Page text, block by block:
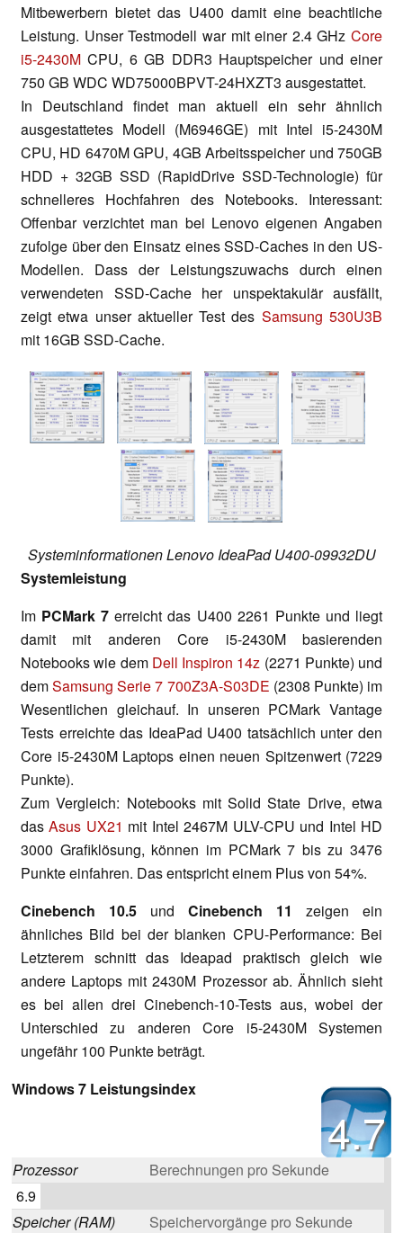
Mitbewerbern bietet das U400 damit eine beachtliche
Leistung. Unser Testmodell war mit einer 2.4 GHz Core
i5-2430M CPU, 6 GB DDR3 Hauptspeicher und einer
750 GB WDC WD75000BPVT-24HXZT3 ausgestattet.
In Deutschland findet man aktuell ein sehr ähnlich
ausgestattetes Modell (M6946GE) mit Intel i5-2430M
CPU, HD 6470M GPU, 4GB Arbeitsspeicher und 750GB
HDD + 32GB SSD (RapidDrive SSD-Technologie) für
schnelleres Hochfahren des Notebooks. Interessant:
Offenbar verzichtet man bei Lenovo eigenen Angaben
zufolge über den Einsatz eines SSD-Caches in den US-
Modellen. Dass der Leistungszuwachs durch einen
verwendeten SSD-Cache her unspektakulär ausfällt,
zeigt etwa unser aktueller Test des Samsung 530U3B
mit 16GB SSD-Cache.
Systeminformationen Lenovo IdeaPad U400-09932DU
Systemleistung
Im PCMark 7 erreicht das U400 2261 Punkte und liegt
damit mit anderen Core i5-2430M basierenden
Notebooks wie dem Dell Inspiron 14z (2271 Punkte) und
demSamsung Serie 7 700Z3A-S03DE (2308 Punkte) im
Wesentlichen gleichauf. In unseren PCMark Vantage
Tests erreichte das IdeaPad U400 tatsächlich unter den
Core i5-2430M Laptops einen neuen Spitzenwert (7229
Punkte).
Zum Vergleich: Notebooks mit Solid State Drive, etwa
dasAsus UX21 mit Intel 2467M ULV-CPU und Intel HD
3000 Grafiklösung, können im PCMark 7 bis zu 3476
Punkte einfahren. Das entspricht einem Plus von 54%.
Cinebench 10.5 und Cinebench 11
zeigen ein
ähnliches Bild bei der blanken CPU-Performance: Bei
Letzterem schnitt das Ideapad praktisch gleich wie
andere Laptops mit 2430M Prozessor ab. Ähnlich sieht
es bei allen drei Cinebench-10-Tests aus, wobei der
Unterschied zu anderen Core i5-2430M Systemen
ungefähr 100 Punkte beträgt.
4.7
Windows 7 Leistungsindex
Prozessor
Berechnungen pro Sekunde
6.9
Speicher (RAM)
Speichervorgänge pro Sekunde